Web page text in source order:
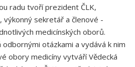
radu tvoří prezident ČLK,
výkonný sekretář a členové -
medicínských oborů.
otázkami a vydává k nim
obory medicíny vytváří Vědecká